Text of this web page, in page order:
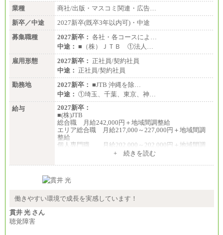
業種
商社/出版・マスコミ関連・広告…
新卒／中途
2027新卒(既卒3年以内可)・中途
募集職種
2027新卒： 各社・各コースによ…
中途： ■（株）ＪＴＢ ①法人…
雇用形態
2027新卒： 正社員/契約社員
中途： 正社員/契約社員
勤務地
2027新卒： ■JTB 沖縄を除…
中途： ①埼玉、千葉、東京、神…
給与
2027新卒：
■(株)JTB
総合職 月給242,000円＋地域間調整給
エリア総合職 月給217,000～227,000円＋地域間調
整給
個人専門職 月給202,000～202,000円＋地域間調
総合職 月給208,000～235,000円
※詳細はJTBキャリアサイトよりご確認ください。
+ 続きを読む
働きやすい環境で成長を実感しています！
貫井 光 さん
聴覚障害